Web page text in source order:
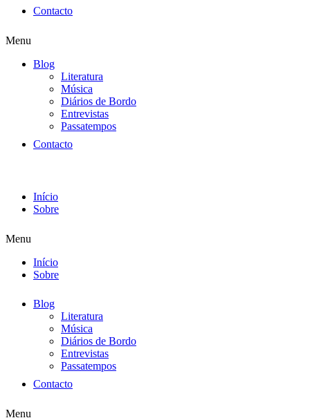
Contacto
Menu
Blog
Literatura
Música
Diários de Bordo
Entrevistas
Passatempos
Contacto
Início
Sobre
Menu
Início
Sobre
Blog
Literatura
Música
Diários de Bordo
Entrevistas
Passatempos
Contacto
Menu